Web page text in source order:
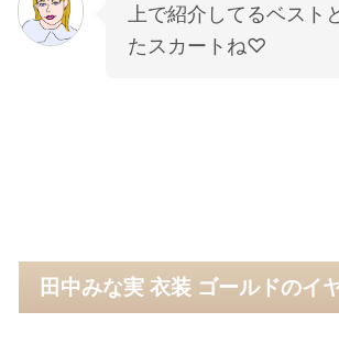
上で紹介してるベスト
たスカートね♡
田中みな実 衣装 ゴールドのイ